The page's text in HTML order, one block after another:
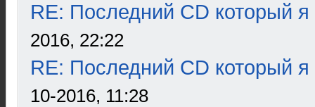
RE: Последний CD который я
2016, 22:22
RE: Последний CD который я
10-2016, 11:28